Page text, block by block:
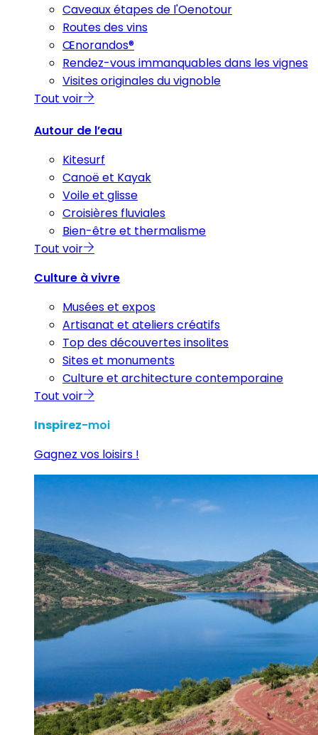
Caveaux étapes de l'Oenotour
Routes des vins
Œnorandos®
Rendez-vous immanquables dans les vignes
Visites originales du vignoble
Tout voir
Autour de l’eau
Kitesurf
Canoë et Kayak
Voile et glisse
Croisières fluviales
Bien-être et thermalisme
Tout voir
Culture à vivre
Musées et expos
Artisanat et ateliers créatifs
Top des découvertes insolites
Sites et monuments
Culture et architecture contemporaine
Tout voir
Inspirez-moi
Gagnez vos loisirs !